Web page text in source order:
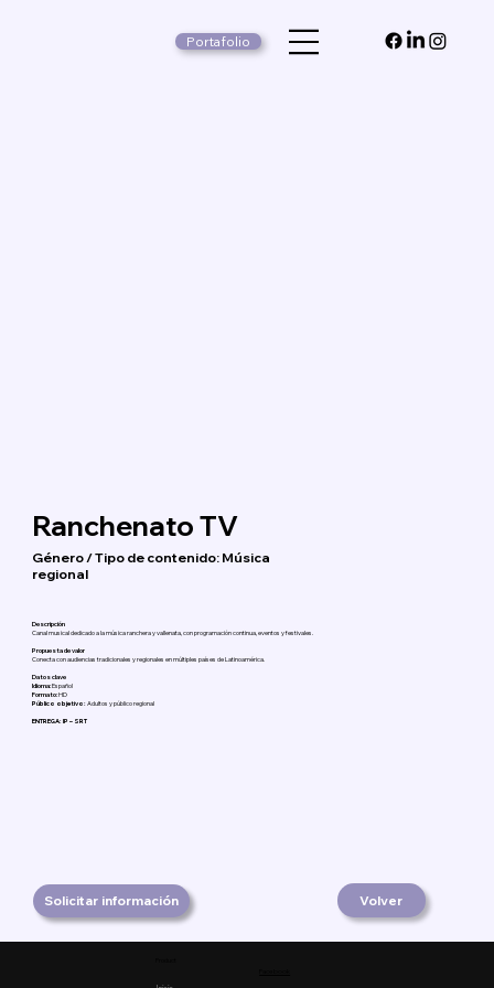
Portafolio
Ranchenato TV
Género / Tipo de contenido: Música
regional
Descripción
Canal musical dedicado a la música ranchera y vallenata, con programación continua, eventos y festivales.
Propuesta de valor
Conecta con audiencias tradicionales y regionales en múltiples países de Latinoamérica.
Datos clave
Idioma:Español
Formato:HD
Público objetivo: Adultos y público regional
ENTREGA: IP – SRT
Solicitar información Volver